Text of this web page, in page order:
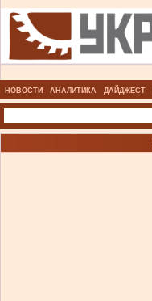
НОВОСТИ АНАЛИТИКА ДАЙДЖЕСТ